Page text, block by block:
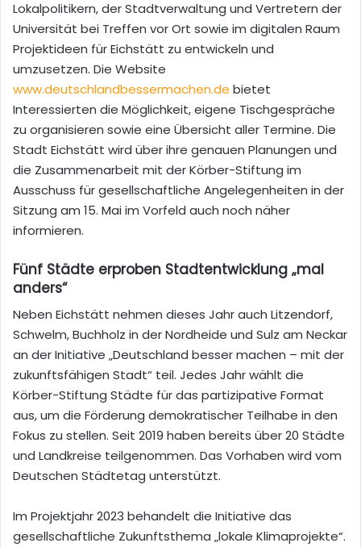
Lokalpolitikern, der Stadtverwaltung und Vertretern der
Universität bei Treffen vor Ort sowie im digitalen Raum
Projektideen für Eichstätt zu entwickeln und
umzusetzen. Die Website
www.deutschlandbessermachen.de bietet
Interessierten die Möglichkeit, eigene Tischgespräche
zu organisieren sowie eine Übersicht aller Termine. Die
Stadt Eichstätt wird über ihre genauen Planungen und
die Zusammenarbeit mit der Körber-Stiftung im
Ausschuss für gesellschaftliche Angelegenheiten in der
Sitzung am 15. Mai im Vorfeld auch noch näher
informieren.
Fünf Städte erproben Stadtentwicklung „mal
anders“
Neben Eichstätt nehmen dieses Jahr auch Litzendorf,
Schwelm, Buchholz in der Nordheide und Sulz am Neckar
an der Initiative „Deutschland besser machen – mit der
zukunftsfähigen Stadt“ teil. Jedes Jahr wählt die
Körber-Stiftung Städte für das partizipative Format
aus, um die Förderung demokratischer Teilhabe in den
Fokus zu stellen. Seit 2019 haben bereits über 20 Städte
und Landkreise teilgenommen. Das Vorhaben wird vom
Deutschen Städtetag unterstützt.
Im Projektjahr 2023 behandelt die Initiative das
gesellschaftliche Zukunftsthema „lokale Klimaprojekte“.